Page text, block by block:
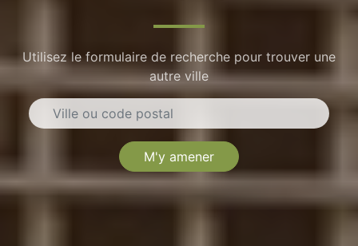
Utilisez le formulaire de recherche pour trouver une
autre ville
M'y amener